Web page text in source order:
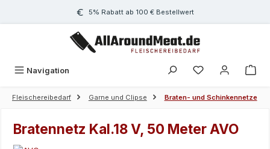
Zum Hauptinhalt springen5% Rabatt ab 100 € Bestellwert
Navigation
Fleischereibedarf Garne und Clipse Braten- und Schinkennetze
Bratennetz Kal.18 V, 50 Meter AVO